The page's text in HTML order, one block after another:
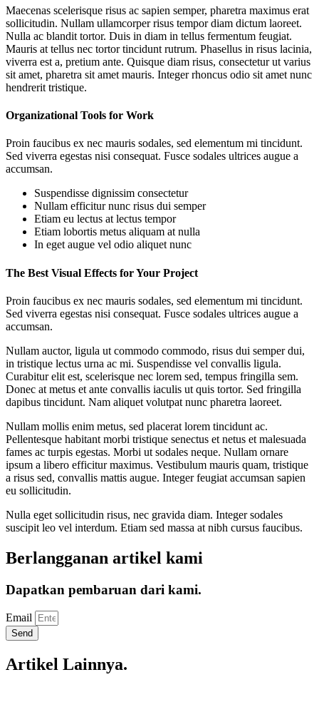
Maecenas scelerisque risus ac sapien semper, pharetra maximus erat
sollicitudin. Nullam ullamcorper risus tempor diam dictum laoreet.
Nulla ac blandit tortor. Duis in diam in tellus fermentum feugiat.
Mauris at tellus nec tortor tincidunt rutrum. Phasellus in risus lacinia,
viverra est a, pretium ante. Quisque diam risus, consectetur ut varius
sit amet, pharetra sit amet mauris. Integer rhoncus odio sit amet nunc
hendrerit tristique.
Organizational Tools for Work
Proin faucibus ex nec mauris sodales, sed elementum mi tincidunt.
Sed viverra egestas nisi consequat. Fusce sodales ultrices augue a
accumsan.
Suspendisse dignissim consectetur
Nullam efficitur nunc risus dui semper
Etiam eu lectus at lectus tempor
Etiam lobortis metus aliquam at nulla
In eget augue vel odio aliquet nunc
The Best Visual Effects for Your Project
Proin faucibus ex nec mauris sodales, sed elementum mi tincidunt.
Sed viverra egestas nisi consequat. Fusce sodales ultrices augue a
accumsan.
Nullam auctor, ligula ut commodo commodo, risus dui semper dui,
in tristique lectus urna ac mi. Suspendisse vel convallis ligula.
Curabitur elit est, scelerisque nec lorem sed, tempus fringilla sem.
Donec at metus et ante convallis iaculis ut quis tortor. Sed fringilla
dapibus tincidunt. Nam aliquet volutpat nunc pharetra laoreet.
Nullam mollis enim metus, sed placerat lorem tincidunt ac.
Pellentesque habitant morbi tristique senectus et netus et malesuada
fames ac turpis egestas. Morbi ut sodales neque. Nullam ornare
ipsum a libero efficitur maximus. Vestibulum mauris quam, tristique
a risus sed, convallis mattis augue. Integer feugiat accumsan sapien
eu sollicitudin.
Nulla eget sollicitudin risus, nec gravida diam. Integer sodales
suscipit leo vel interdum. Etiam sed massa at nibh cursus faucibus.
Berlangganan artikel kami
Dapatkan pembaruan dari kami.
Email
Send
Artikel Lainnya.